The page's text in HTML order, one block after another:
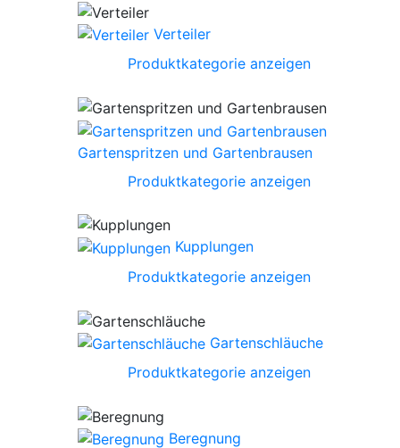
Verteiler
Produktkategorie anzeigen
Gartenspritzen und Gartenbrausen
Produktkategorie anzeigen
Kupplungen
Produktkategorie anzeigen
Gartenschläuche
Produktkategorie anzeigen
Beregnung